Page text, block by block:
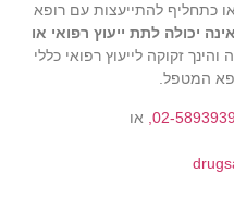
כתחליף להתייעצות עם רופא
אינה יכולה לתת ייעוץ רפואי או
והינך זקוקה לייעוץ רפואי כללי
המטפל.
02-5893939, או